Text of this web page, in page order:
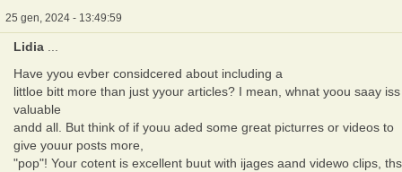
25 gen, 2024 - 13:49:59
Lidia
Have yyou evber considcered about including a
littloe bitt more than just yyour articles? I mean, whnat yoou saay iss
valuable
andd all. But think of if youu aded some great picturres or videos to
give youur posts more,
"pop"! Your cotent is excellent buut with ijages aand videwo clips, ths